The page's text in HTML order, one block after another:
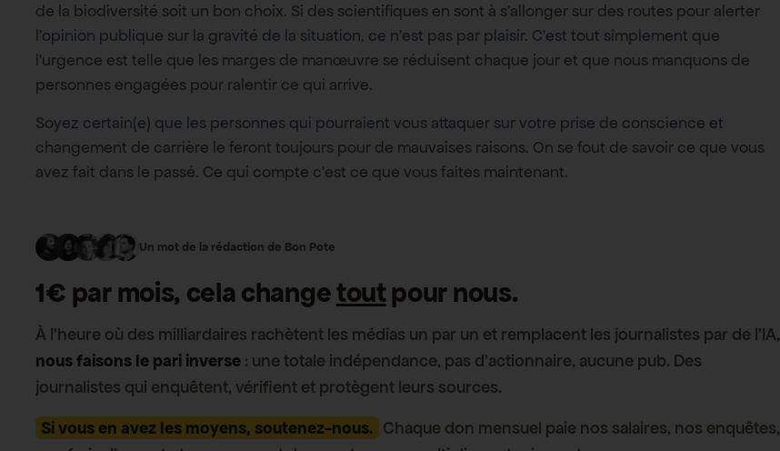
de la biodiversité soit un bon choix. Si des scientifiques en sont à s’allonger sur des routes pour alerter
l’opinion publique sur la gravité de la situation, ce n’est pas par plaisir. C’est tout simplement que
l’urgence est telle que les marges de manœuvre se réduisent chaque jour et que nous manquons de
personnes engagées pour ralentir ce qui arrive.
Soyez certain(e) que les personnes qui pourraient vous attaquer sur votre prise de conscience et
changement de carrière le feront toujours pour de mauvaises raisons. On se fout de savoir ce que vous
avez fait dans le passé. Ce qui compte c’est ce que vous faites maintenant.
Un mot de la rédaction de Bon Pote
1 € par mois, cela changetoutpour nous.
À l’heure où des milliardaires rachètent les médias un par un et remplacent les journalistes par de l’IA,
nous faisons le pari inverse : une totale indépendance, pas d’actionnaire, aucune pub. Des
journalistes qui enquêtent, vérifient et protègent leurs sources.
Si vous en avez les moyens, soutenez-nous. Chaque don mensuel paie nos salaires, nos enquêtes,